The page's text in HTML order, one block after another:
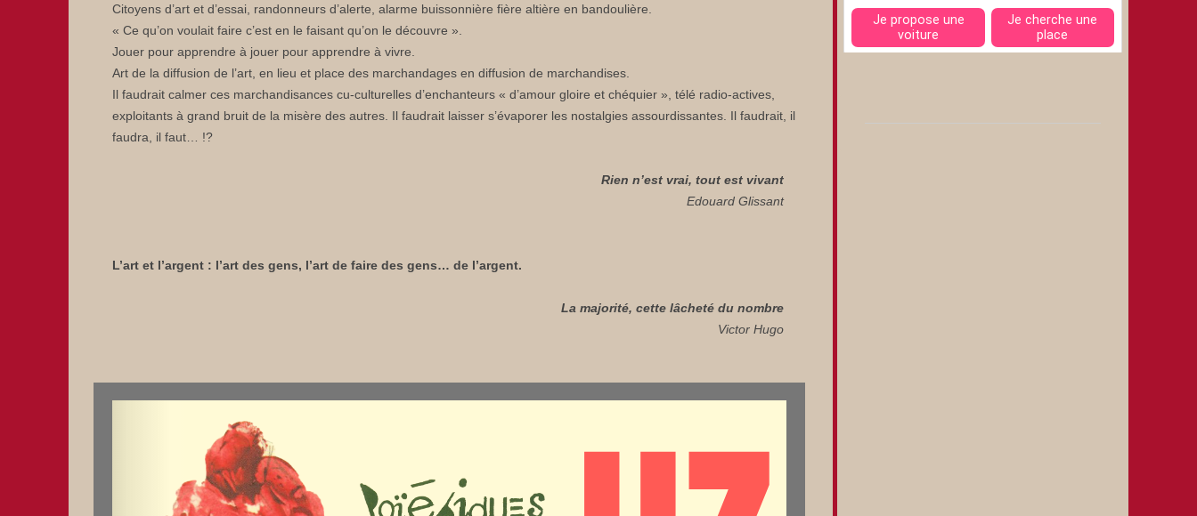
Citoyens d’art et d’essai, randonneurs d’alerte, alarme buissonnière fière altière en bandoulière.
« Ce qu’on voulait faire c’est en le faisant qu’on le découvre ».
Jouer pour apprendre à jouer pour apprendre à vivre.
Art de la diffusion de l’art, en lieu et place des marchandages en diffusion de marchandises.
Il faudrait calmer ces marchandisances cu-culturelles d’enchanteurs « d’amour gloire et chéquier », télé radio-actives,
exploitants à grand bruit de la misère des autres. Il faudrait laisser s’évaporer les nostalgies assourdissantes. Il faudrait, il
faudra, il faut… !?
Rien n’est vrai, tout est vivant
Edouard Glissant
L’art et l’argent : l’art des gens, l’art de faire des gens… de l’argent.
La majorité, cette lâcheté du nombre
Victor Hugo